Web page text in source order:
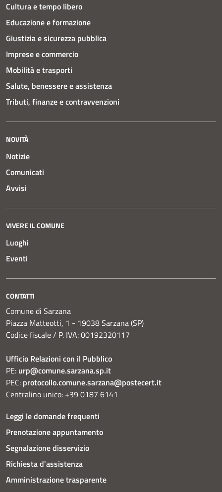
Cultura e tempo libero
Educazione e formazione
Giustizia e sicurezza pubblica
Imprese e commercio
Mobilità e trasporti
Salute, benessere e assistenza
Tributi, finanze e contravvenzioni
NOVITÀ
Notizie
Comunicati
Avvisi
VIVERE IL COMUNE
Luoghi
Eventi
CONTATTI
Comune di Sarzana
Piazza Matteotti, 1 - 19038 Sarzana (SP)
Codice fiscale / P. IVA: 00192320117
Ufficio Relazioni con il Pubblico
PE: urp@comune.sarzana.sp.it
PEC: protocollo.comune.sarzana@postecert.it
Centralino unico: +39 0187 6141
Leggi le domande frequenti
Prenotazione appuntamento
Segnalazione disservizio
Richiesta d'assistenza
Amministrazione trasparente